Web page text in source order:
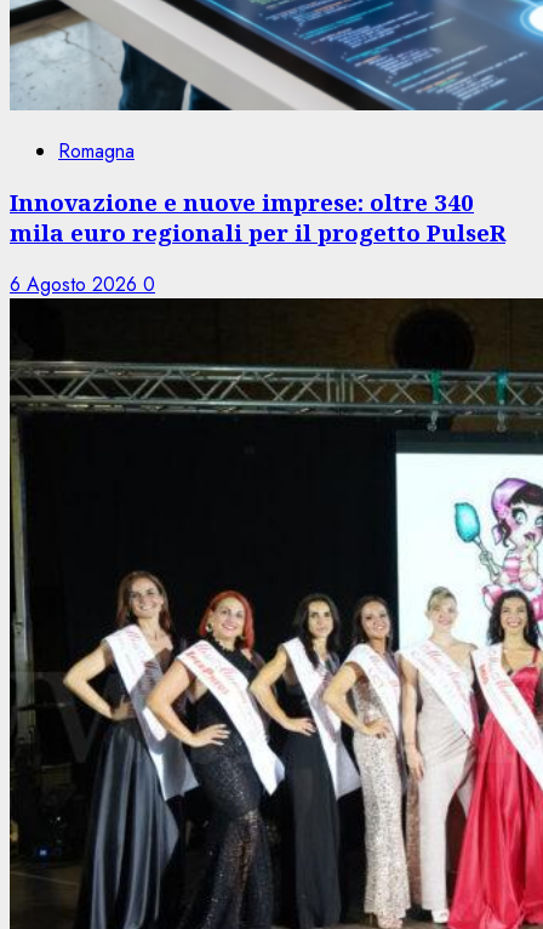
Romagna
Innovazione e nuove imprese: oltre 340
mila euro regionali per il progetto PulseR
6 Agosto 2026 0